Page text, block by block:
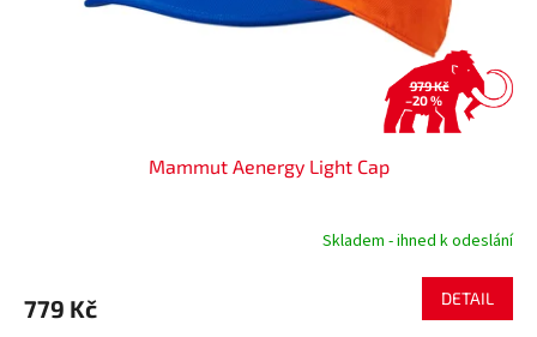
979 Kč
–20 %
Mammut Aenergy Light Cap
Skladem - ihned k odeslání
779 Kč DETAIL